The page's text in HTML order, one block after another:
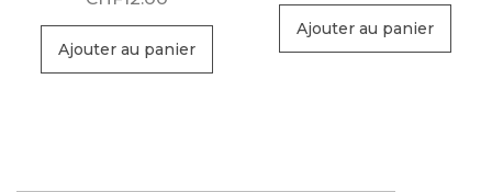
Ajouter au panier
Ajouter au panier